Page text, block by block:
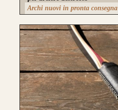
Archi nuovi in pronta consegna